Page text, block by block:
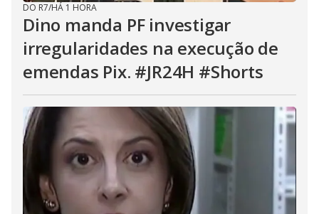
DO R7/HÁ 1 HORA
Dino manda PF investigar
irregularidades na execução de
emendas Pix. #JR24H #Shorts